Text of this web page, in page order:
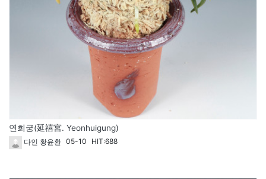
연희궁(延禧宮. Yeonhuigung)
다인 황윤환 05-10 HIT:688